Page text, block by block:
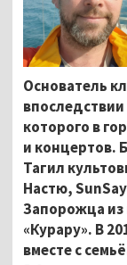
Основатель
которого в
и концертов.
Тагил
Настю,
Запорожца из
«Курару». В
вместе с